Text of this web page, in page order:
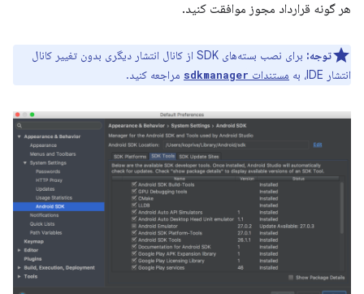
هر گونه قرارداد مجوز موافقت کنید.
توجه:
برای نصب بسته‌های SDK از کانال انتشار دیگری بدون تغییر کانال
انتشار IDE، به
مستندات sdkmanager مراجعه کنید.